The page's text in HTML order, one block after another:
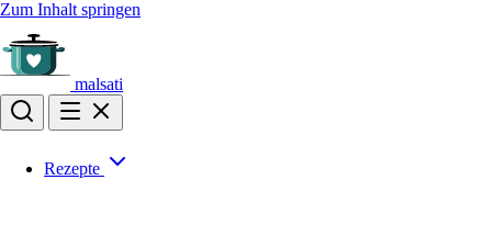
Zum Inhalt springen
malsati
Rezepte